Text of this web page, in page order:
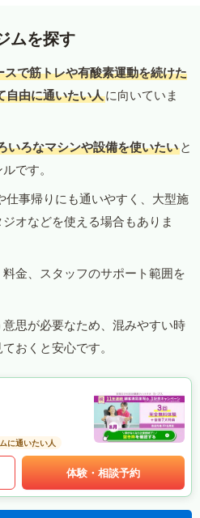
ムを探す
スで筋トレや有酸素運動を続けた
自由に通いたい人に向いていま
いろなマシンや設備を使いたい と
です。
事帰りにも通いやすく、大型施
オなどを使える場合もありま
金、スタッフのサポート範囲を
思が必要なため、混みやすい時
おくと安心です。
に通いたい人
体験・相談予約